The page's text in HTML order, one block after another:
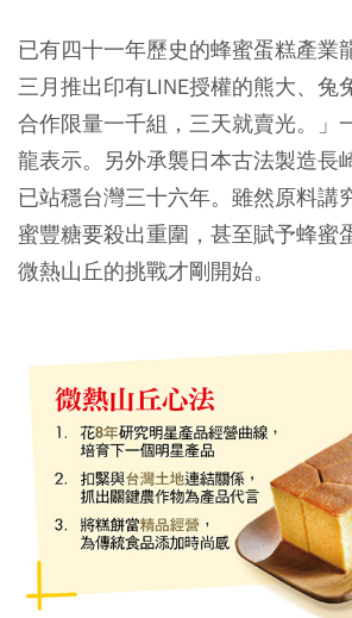
已有四十一年歷史的蜂蜜蛋糕產業
三月推出印有LINE授權的熊大、兔
合作限量一千組，三天就賣光。」
龍表示。另外承襲日本古法製造長
已站穩台灣三十六年。雖然原料講
蜜豐糖要殺出重圍，甚至賦予蜂蜜
微熱山丘的挑戰才剛開始。